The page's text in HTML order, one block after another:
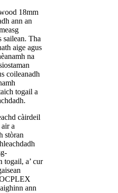
18mm
ann an
sailean. Tha
aige agus
na
coileanadh
togail a
càirdeil
a
stòran
togail, a’ cur
ann